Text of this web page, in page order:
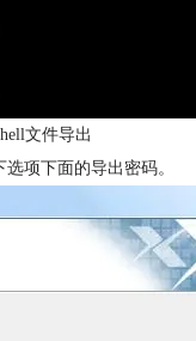
文件导出
项下面的导出密码。